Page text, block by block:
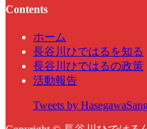
Contents
ホーム
長谷川ひではるを知る
長谷川ひではるの政策
活動報告
Tweets by